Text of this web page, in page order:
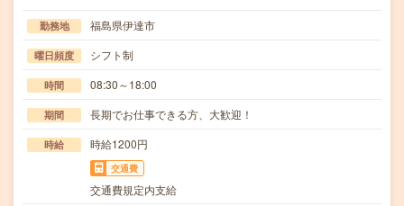
勤務地 福島県伊達市
曜日頻度 シフト制
時間 08:30～18:00
期間 長期でお仕事できる方、大歓迎！
時給 時給1200円
交通費
交通費規定内支給